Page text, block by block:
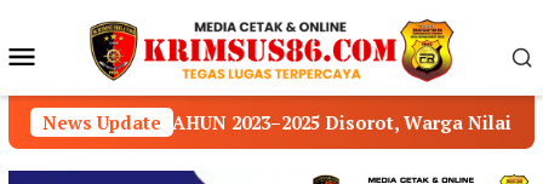
konten Menu
Mobile
News Update
2023–2025 Disorot, Warga Nilai Transparansi